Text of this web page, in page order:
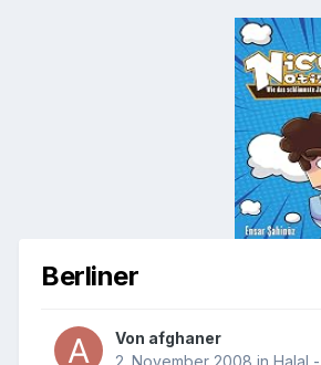
Berliner
Von afghaner
2. November 2008 in Halal